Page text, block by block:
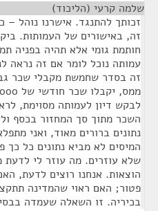
שלמה קרעי (הליכוד)
זכותך להתנגד. אישרנו נוהל –
זה, באישורים של העמותות.
חותמת גומי אלא תהיה בפניה
עמותה נוכל לומר אם זה נראה
זה בסדר שחמשת מקבלי שכר
לבקש דיון לעמותה מסוימת,
השכר מתוך סך המחזור בכסף
נתונים ברורים מאוד, ואני
המיסים לא מביא נתונים כל כך
שלא עוזרים. מה עוזר לי
הוצאות. אנחנו רוצים לדעת,
פטור; האם ראוי שהמדינה
בכיריה. זו השאלה שעמדה